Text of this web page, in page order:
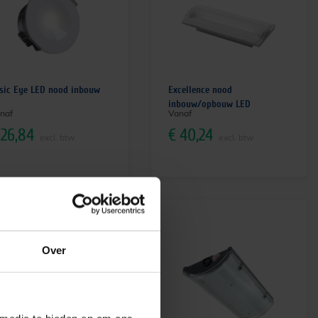
Over
Eye LED nood inbouw
26,84
Excellence nood
inbouw/opbouw LED
Vanaf
€ 40,24